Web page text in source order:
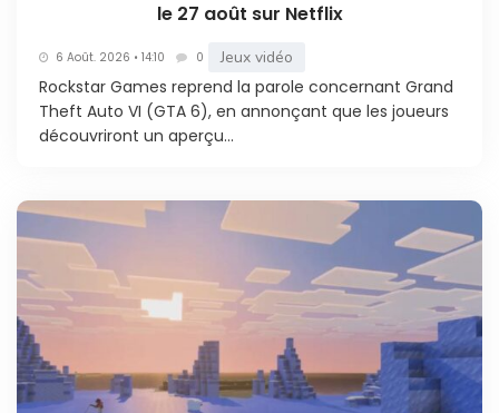
le 27 août sur Netflix
6 Août. 2026 • 14:10 0 Jeux vidéo
Rockstar Games reprend la parole concernant Grand
Theft Auto VI (GTA 6), en annonçant que les joueurs
découvriront un aperçu...